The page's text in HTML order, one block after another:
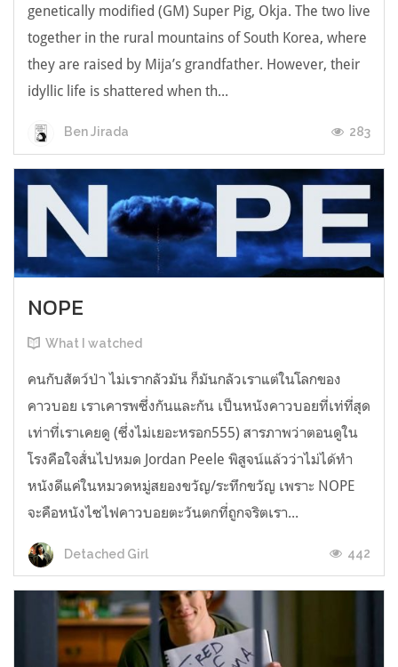
genetically modified (GM) Super Pig, Okja. The two live
together in the rural mountains of South Korea, where
they are raised by Mija’s grandfather. However, their
idyllic life is shattered when th...
Ben Jirada 283
NOPE
What I watched
คนกับสัตว์ป่า ไม่เรากลัวมัน ก็มันกลัวเราแต่ในโลกของ
คาวบอย เราเคารพซึ่งกันและกัน เป็นหนังคาวบอยที่เท่ที่สุด
เท่าที่เราเคยดู (ซึ่งไม่เยอะหรอก555) สารภาพว่าตอนดูใน
โรงคือใจสั่นไปหมด Jordan Peele พิสูจน์แล้วว่าไม่ได้ทำ
หนังดีแค่ในหมวดหมู่สยองขวัญ/ระทึกขวัญ เพราะ NOPE
จะคือหนังไซไฟคาวบอยตะวันตกที่ถูกจริตเรา...
Detached Girl 442